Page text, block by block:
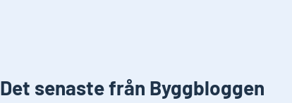
Det senaste från Byggbloggen